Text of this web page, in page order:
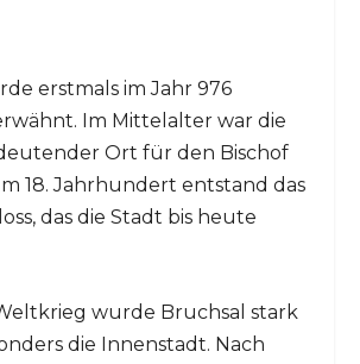
erstmals im Jahr 976
Im Mittelalter war die
Ort für den Bischof
18. Jahrhundert entstand das
das die Stadt bis heute
wurde Bruchsal stark
die Innenstadt. Nach